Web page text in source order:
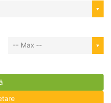
-- Max --